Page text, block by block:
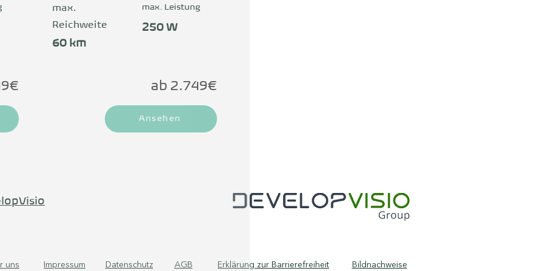
du
max.
Reichweite
60 km
max. Leistung
250 W
ab 2.749€
Ansehen
uns Impressum Datenschutz AGB Erklärung zur Barrierefreiheit Bildnachweise